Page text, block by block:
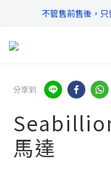
\ 超商滿
不管售前售後，
\ 超商滿
分享到
馬達